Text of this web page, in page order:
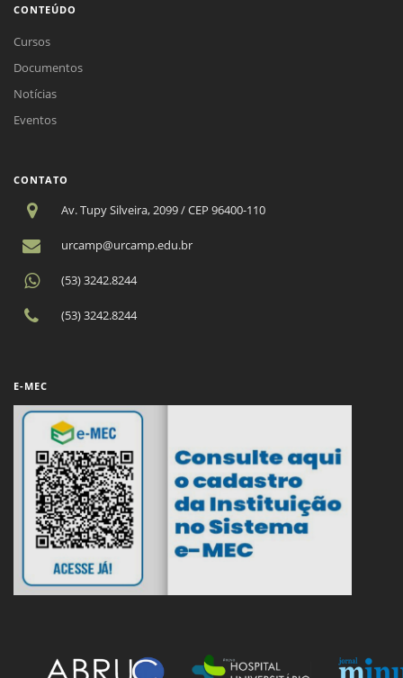
CONTEÚDO
Cursos
Documentos
Notícias
Eventos
CONTATO
Av. Tupy Silveira, 2099 / CEP 96400-110
urcamp@urcamp.edu.br
(53) 3242.8244
(53) 3242.8244
E-MEC